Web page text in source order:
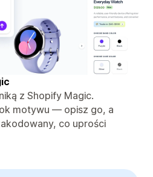
z Shopify Magic.
motywu — opisz go, a
co uprości